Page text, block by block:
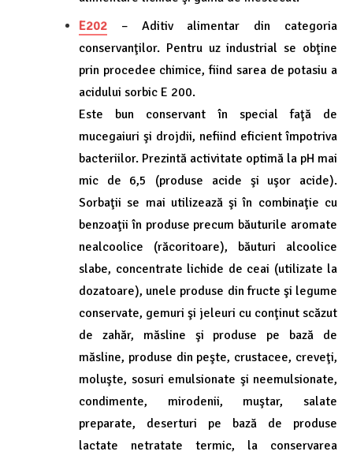
E202 – Aditiv alimentar din categoria
conservanţilor. Pentru uz industrial se obţine
prin procedee chimice, fiind sarea de potasiu a
acidului sorbic E 200.
Este bun conservant în special faţă de
mucegaiuri şi drojdii, nefiind eficient împotriva
bacteriilor. Prezintă activitate optimă la pH mai
mic de 6,5 (produse acide şi uşor acide).
Sorbaţii se mai utilizează şi în combinaţie cu
benzoaţii în produse precum băuturile aromate
nealcoolice (răcoritoare), băuturi alcoolice
slabe, concentrate lichide de ceai (utilizate la
dozatoare), unele produse din fructe şi legume
conservate, gemuri şi jeleuri cu conţinut scăzut
de zahăr, măsline şi produse pe bază de
măsline, produse din peşte, crustacee, creveţi,
moluşte, sosuri emulsionate şi neemulsionate,
condimente, mirodenii, muştar, salate
preparate, deserturi pe bază de produse
lactate netratate termic, la conservarea